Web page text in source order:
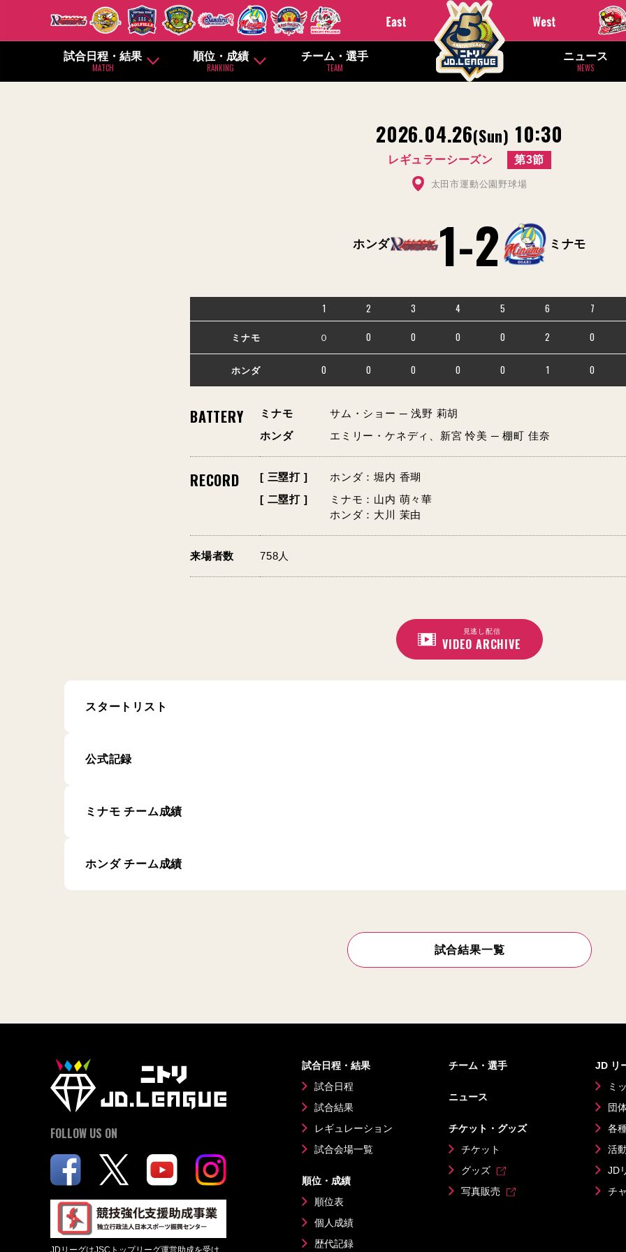
試合日程・結果
MATCH
順位・成績
RANKING
チーム・選手
TEAM
ニュース
NEWS
2026.04.26(Sun) 10:30
レギュラーシーズン 第3節
太田市運動公園野球場
ホンダ 1-2 ミナモ
1 2 3 4 5 6 7
ミナモ ０ 0 0 0 0 2 0
ホンダ 0 0 0 0 0 1 0
BATTERY ミナモ
サム・ショー ─ 浅野 莉胡
ホンダ
エミリー・ケネディ、新宮 怜美 ─ 棚町 佳奈
RECORD [ 三塁打 ]
ホンダ：堀内 香瑚
[ 二塁打 ]
ミナモ：山内 萌々華
ホンダ：大川 茉由
来場者数 758人
見逃し配信
VIDEO ARCHIVE
スタートリスト
公式記録
ミナモ チーム成績
ホンダ チーム成績
試合結果一覧
試合日程・結果
試合日程
試合結果
レギュレーション
試合会場一覧
順位・成績
順位表
個人成績
歴代記録
チーム・選手
ニュース
チケット・グッズ
チケット
グッズ
写真販売
JD リ
ミ
団
各
活
JD
チ
FOLLOW US ON